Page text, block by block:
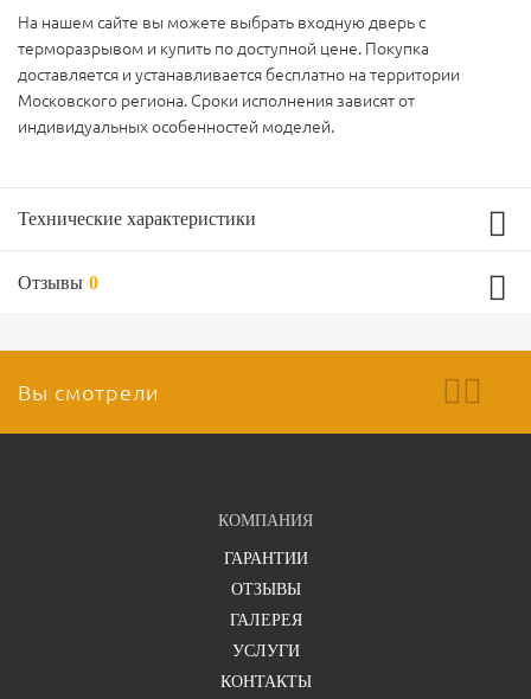
На нашем сайте вы можете выбрать входную дверь с
терморазрывом и купить по доступной цене. Покупка
доставляется и устанавливается бесплатно на территории
Московского региона. Сроки исполнения зависят от
индивидуальных особенностей моделей.
Технические характеристики
МДФ Шпон с уличной пропиткой (цвет из каталога)
гнутый сложный профиль, толщина 140 мм, толщина полотна
Отзывы 0
Вы смотрели
КОМПАНИЯ
ГАРАНТИИ
ОТЗЫВЫ
ГАЛЕРЕЯ
УСЛУГИ
КОНТАКТЫ